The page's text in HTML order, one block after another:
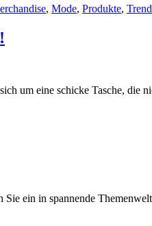
, Mode, Produkte,
um eine schicke Tasche, die
Sie ein in spannende